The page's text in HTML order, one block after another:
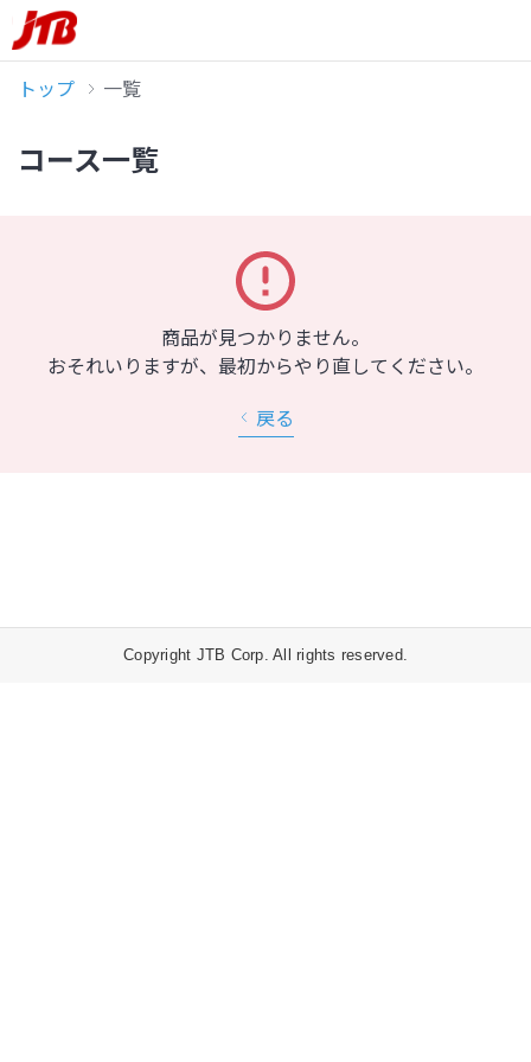
トップ 一覧
コース一覧
商品が見つかりません。
おそれいりますが、最初からやり直してください。
戻る
Copyright JTB Corp. All rights reserved.